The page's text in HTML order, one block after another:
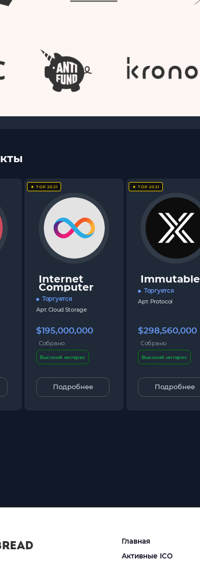
★ TOP 2021
Internet
Computer
Торгуется
Арт. Cloud Storage
$195,000,000
Собрано
Высокий интерес
Подробнее
★ TOP 2021
Торгуется
Арт. Protocol
$298,560,000
Собрано
Высокий интерес
Подробнее
Главная
Активные ICO